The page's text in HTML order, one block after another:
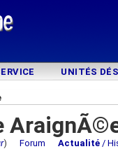
UNITÉS
) Forum Actualité /